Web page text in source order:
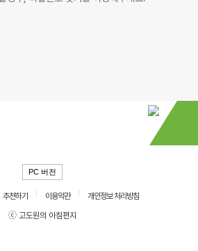
PC 버전
추천하기 이용약관
개인정보 처리방침
ⓒ 고도원의 아침편지